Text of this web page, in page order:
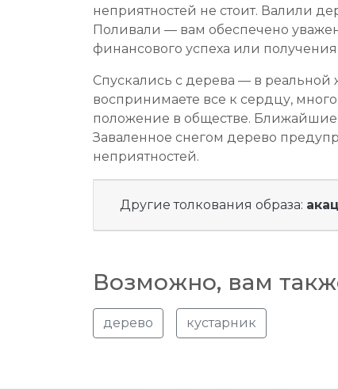
неприятностей не стоит. Валили
Поливали — вам обеспечено
финансового успеха или
Спускались с дерева — в
воспринимаете все к сердцу,
положение в обществе. Ближайшие
Заваленное снегом дерево
неприятностей.
Другие толкования образа:
Возможно, вам
дерево кустарник